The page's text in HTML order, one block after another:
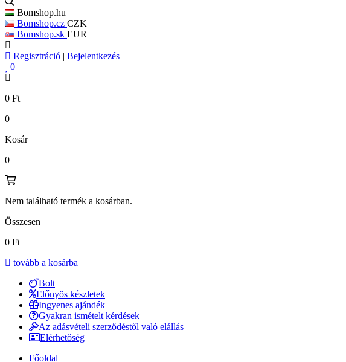
Bomshop.hu
Bomshop.cz CZK
Bomshop.sk EUR
Regisztráció | Bejelentkezés
0
0 Ft
0
Kosár
0
Nem található termék a kosárban.
Összesen
0 Ft
tovább a kosárba
Bolt
Előnyös készletek
Ingyenes ajándék
Gyakran ismételt kérdések
Az adásvételi szerződéstől való elállás
Elérhetőség
Főoldal